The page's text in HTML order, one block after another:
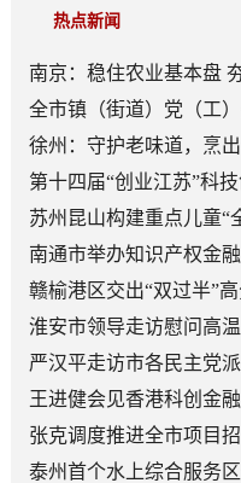
热点新闻
南京：稳住农业基本盘
全市镇（街道）党（工
徐州：守护老味道，烹
第十四届“创业江苏”科
苏州昆山构建重点儿童“
南通市举办知识产权金
赣榆港区交出“双过半”
淮安市领导走访慰问高
严汉平走访市各民主党
王进健会见香港科创金
张克调度推进全市项目
泰州首个水上综合服务